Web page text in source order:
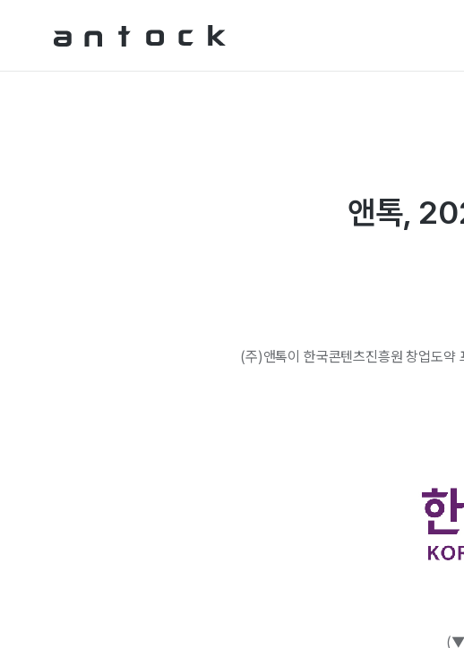
앤톡,
​(주)앤톡이 한국콘텐츠진흥원 창업도약
(▼